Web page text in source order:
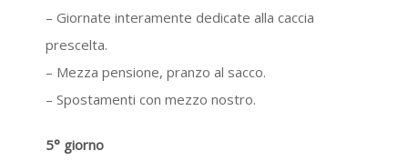
– Giornate interamente dedicate alla caccia
prescelta.
– Mezza pensione, pranzo al sacco.
– Spostamenti con mezzo nostro.
5° giorno